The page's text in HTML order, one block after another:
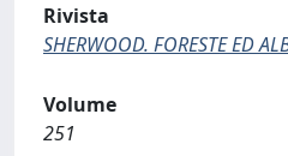
Rivista
SHERWOOD. FORESTE ED
Volume
251